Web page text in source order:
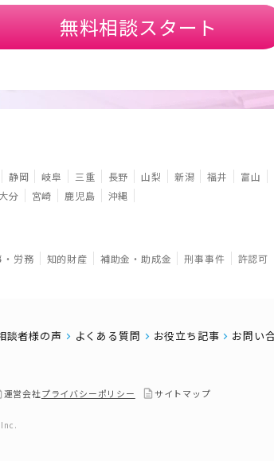
無料相談スタート
静岡 岐阜 三重 長野 山梨 新潟 福井 富山
大分 宮崎 鹿児島 沖縄
・労務 知的財産 補助金・助成金 刑事事件 許認可
談者様の声 よくある質問 お役立ち記事 お問い
運営会社プライバシーポリシー サイトマップ